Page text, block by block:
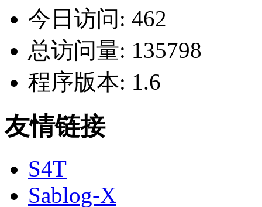
今日访问: 462
总访问量: 135798
程序版本: 1.6
友情链接
S4T
Sablog-X